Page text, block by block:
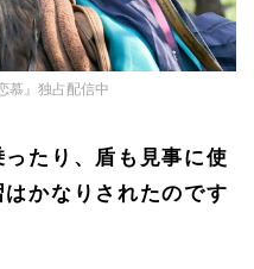
慕』独占配信中
たり、盾も見事に使
かなりされたのです